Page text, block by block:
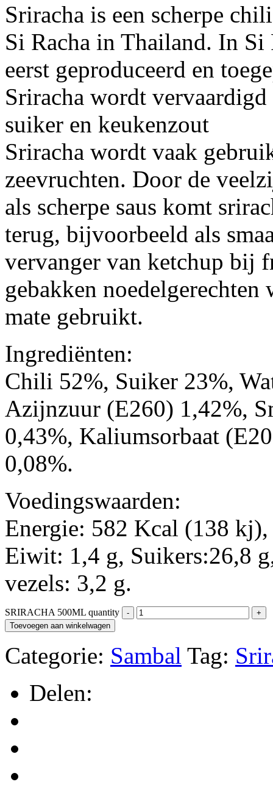
Sriracha is een scherpe
Si Racha in Thailand. In Si
eerst geproduceerd en
Sriracha wordt
suiker en keukenzout
Sriracha wordt vaak
zeevruchten. Door de
als scherpe saus komt
terug, bijvoorbeeld als
vervanger van ketchup bij
gebakken noedelgerechten
mate gebruikt.
Ingrediënten:
Chili 52%, Suiker 23%,
Azijnzuur (E260) 1,42%,
0,43%, Kaliumsorbaat
0,08%.
Voedingswaarden:
Energie: 582 Kcal (138
Eiwit: 1,4 g, Suikers:26,8
vezels: 3,2 g.
SRIRACHA 500ML quantity
Toevoegen aan winkelwagen
Categorie: Sambal Tag:
Delen: